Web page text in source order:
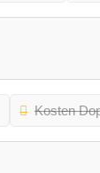
Kosten